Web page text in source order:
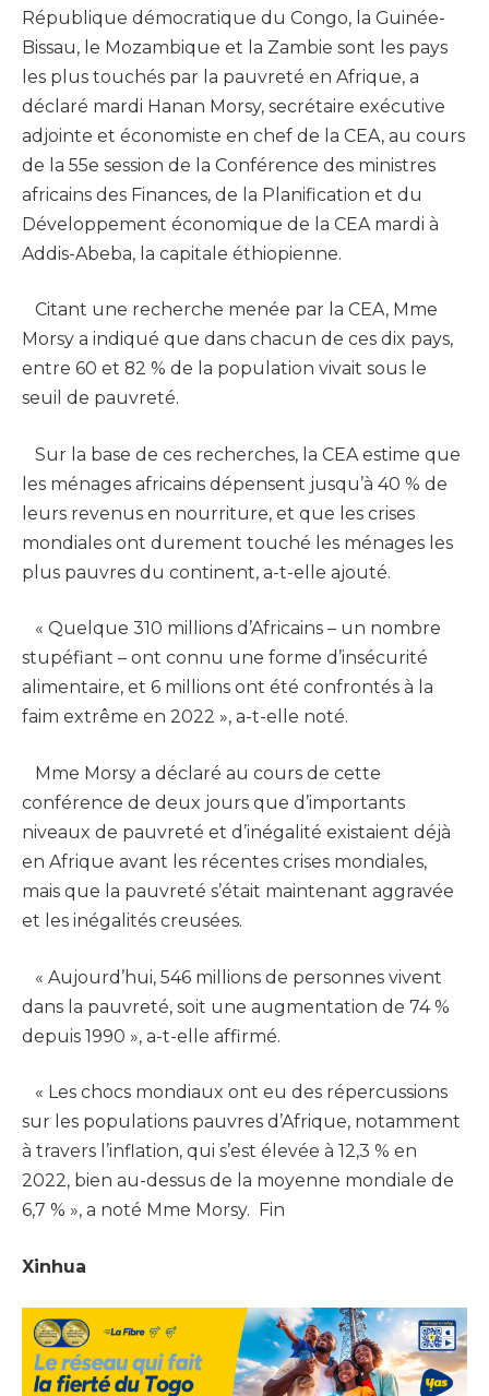
République démocratique du Congo, la Guinée-
Bissau, le Mozambique et la Zambie sont les pays
les plus touchés par la pauvreté en Afrique, a
déclaré mardi Hanan Morsy, secrétaire exécutive
adjointe et économiste en chef de la CEA, au cours
de la 55e session de la Conférence des ministres
africains des Finances, de la Planification et du
Développement économique de la CEA mardi à
Addis-Abeba, la capitale éthiopienne.
Citant une recherche menée par la CEA, Mme
Morsy a indiqué que dans chacun de ces dix pays,
entre 60 et 82 % de la population vivait sous le
seuil de pauvreté.
Sur la base de ces recherches, la CEA estime que
les ménages africains dépensent jusqu’à 40 % de
leurs revenus en nourriture, et que les crises
mondiales ont durement touché les ménages les
plus pauvres du continent, a-t-elle ajouté.
« Quelque 310 millions d’Africains – un nombre
stupéfiant – ont connu une forme d’insécurité
alimentaire, et 6 millions ont été confrontés à la
faim extrême en 2022 », a-t-elle noté.
Mme Morsy a déclaré au cours de cette
conférence de deux jours que d’importants
niveaux de pauvreté et d’inégalité existaient déjà
en Afrique avant les récentes crises mondiales,
mais que la pauvreté s’était maintenant aggravée
et les inégalités creusées.
« Aujourd’hui, 546 millions de personnes vivent
dans la pauvreté, soit une augmentation de 74 %
depuis 1990 », a-t-elle affirmé.
« Les chocs mondiaux ont eu des répercussions
sur les populations pauvres d’Afrique, notamment
à travers l’inflation, qui s’est élevée à 12,3 % en
2022, bien au-dessus de la moyenne mondiale de
6,7 % », a noté Mme Morsy. Fin
Xinhua